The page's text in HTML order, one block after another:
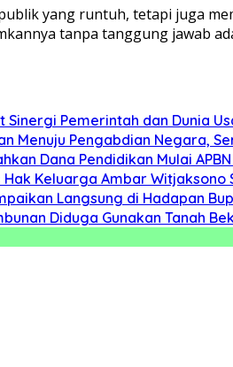
yang runtuh, tetapi juga
tanpa tanggung jawab
Sinergi Pemerintah dan Dunia
Menuju Pengabdian Negara,
Dana Pendidikan Mulai
Keluarga Ambar Witjaksono
Langsung di Hadapan
Diduga Gunakan Tanah